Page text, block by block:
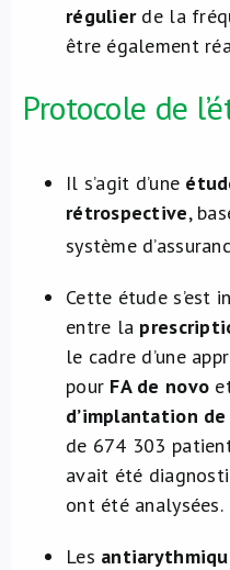
régulierde la
être également
Protocole de
Il s’agit d’une
rétrospective,
système
Cette étude s’est
entre la
le cadre d’une
pour FA de novo
d’implantation
de 674 303
avait été
ont été analysées.
Les